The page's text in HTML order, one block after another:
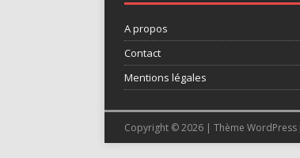
A propos
Contact
Mentions légales
Copyright © 2026 | Thème WordPress